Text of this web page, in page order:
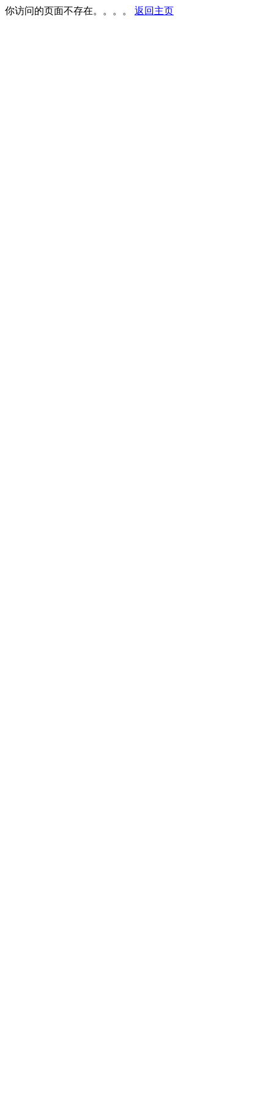
你访问的页面不存在。。。。 返回主页